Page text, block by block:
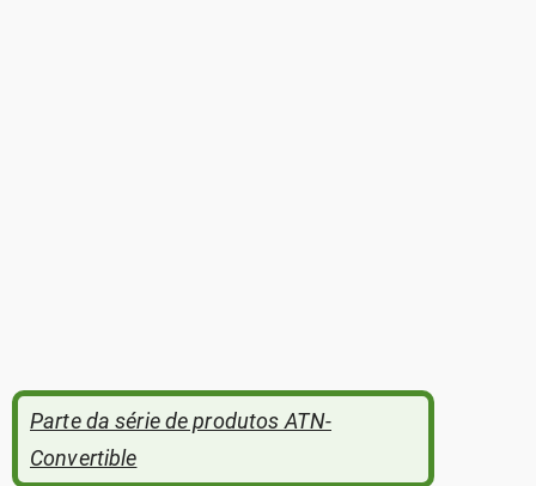
Parte da série de produtos ATN-
Convertible